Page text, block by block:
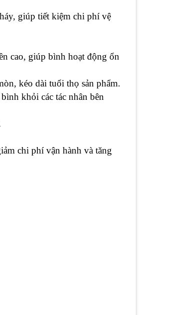
giúp tiết kiệm chi phí vệ
cao, giúp bình hoạt động ổn
kéo dài tuổi thọ sản phẩm.
khỏi các tác nhân bên
chi phí vận hành và tăng